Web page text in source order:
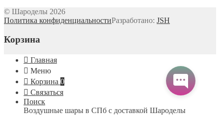
© Шароделы 2026
Политика конфиденциальностиРазработано: JSH
Корзина
Главная
Меню
Корзина 0
Связаться
Поиск
Воздушные шары в СПб с доставкой Шароделы